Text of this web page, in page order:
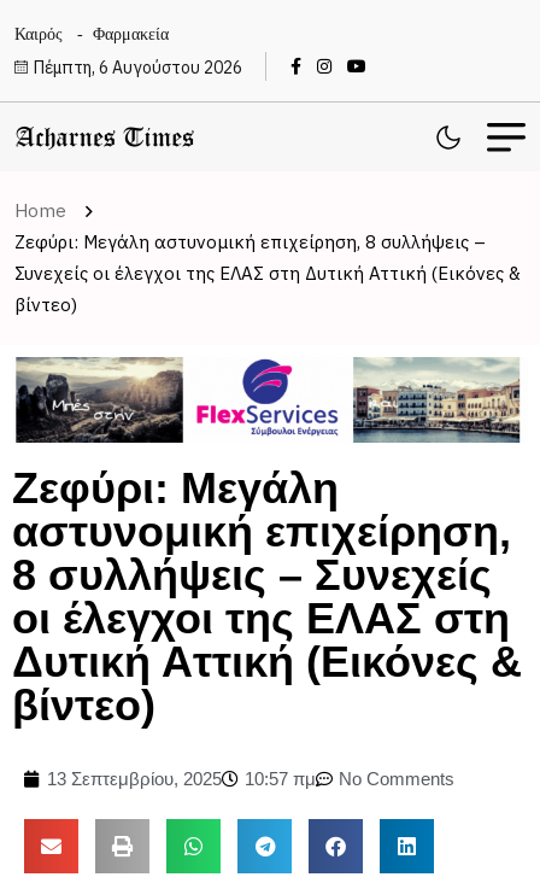
Καιρός Φαρμακεία
Πέμπτη, 6 Αυγούστου 2026
Home
Ζεφύρι: Μεγάλη αστυνομική επιχείρηση, 8 συλλήψεις –
Συνεχείς οι έλεγχοι της ΕΛΑΣ στη Δυτική Αττική (Εικόνες &
βίντεο)
Ζεφύρι: Μεγάλη
αστυνομική επιχείρηση,
8 συλλήψεις – Συνεχείς
οι έλεγχοι της ΕΛΑΣ στη
Δυτική Αττική (Εικόνες &
βίντεο)
13 Σεπτεμβρίου, 2025 10:57 πμ No Comments